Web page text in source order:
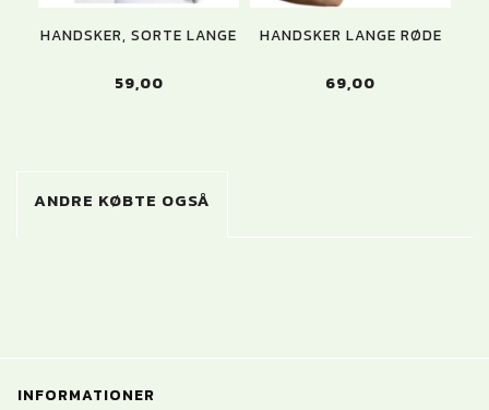
HANDSKER, SORTE LANGE
59,00
HANDSKER LANGE RØDE
69,00
ANDRE KØBTE OGSÅ
INFORMATIONER